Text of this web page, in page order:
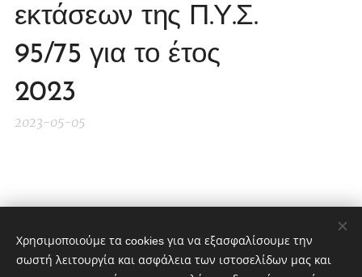
εκτάσεων της Π.Υ.Σ.
95/75 για το έτος
2023
2023-05-05
Χρησιμοποιούμε τα cookies για να εξασφαλίσουμε την
σωστή λειτουργία και ασφάλεια των ιστοσελίδων μας και